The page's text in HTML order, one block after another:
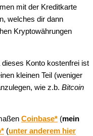
mit der Kreditkarte
welches dir dann
Kryptowährungen
Konto kostenfrei ist
kleinen Teil (weniger
wie z.b. Bitcoin
Coinbase* (mein
(unter anderem hier